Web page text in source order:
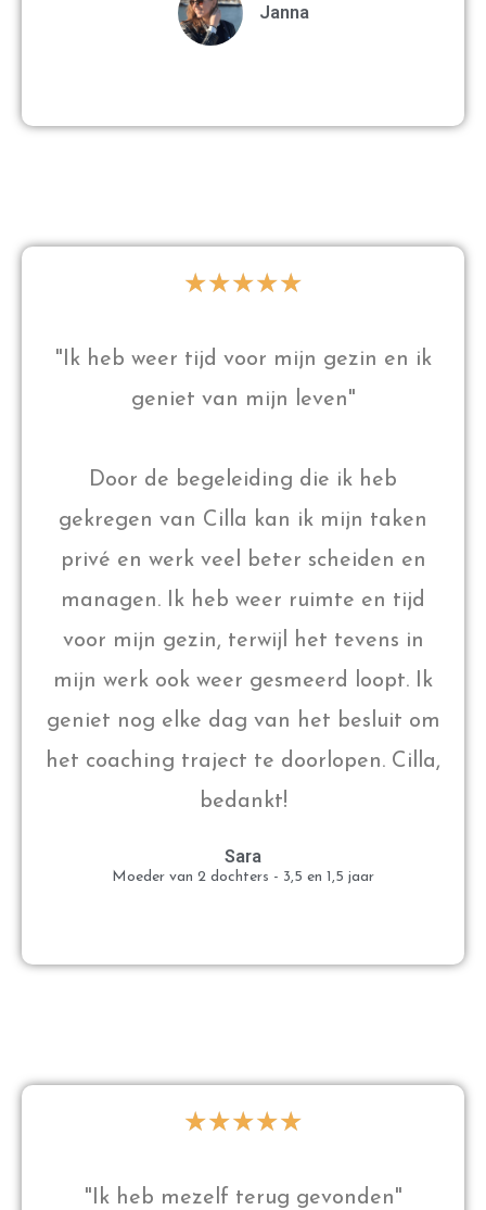
Janna
★★★★★
"Ik heb weer tijd voor mijn gezin en ik
geniet van mijn leven"
Door de begeleiding die ik heb
gekregen van Cilla kan ik mijn taken
privé en werk veel beter scheiden en
managen. Ik heb weer ruimte en tijd
voor mijn gezin, terwijl het tevens in
mijn werk ook weer gesmeerd loopt. Ik
geniet nog elke dag van het besluit om
het coaching traject te doorlopen. Cilla,
bedankt!​
Sara
Moeder van 2 dochters - 3,5 en 1,5 jaar
★★★★★
"Ik heb mezelf terug gevonden"